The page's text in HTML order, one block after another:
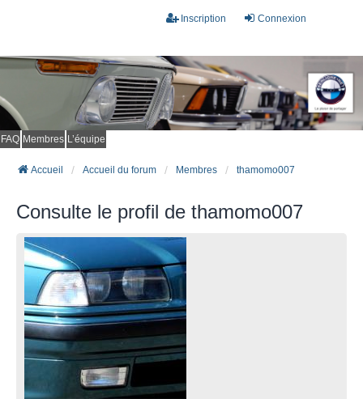
Connexion
Inscription
FAQ Membres L’équipe
Accueil Accueil du forum Membres thamomo007
Consulte le profil de thamomo007